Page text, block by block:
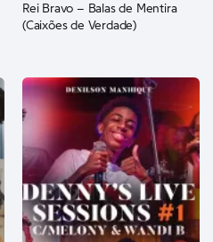
Rei Bravo – Balas de Mentira
(Caixões de Verdade)